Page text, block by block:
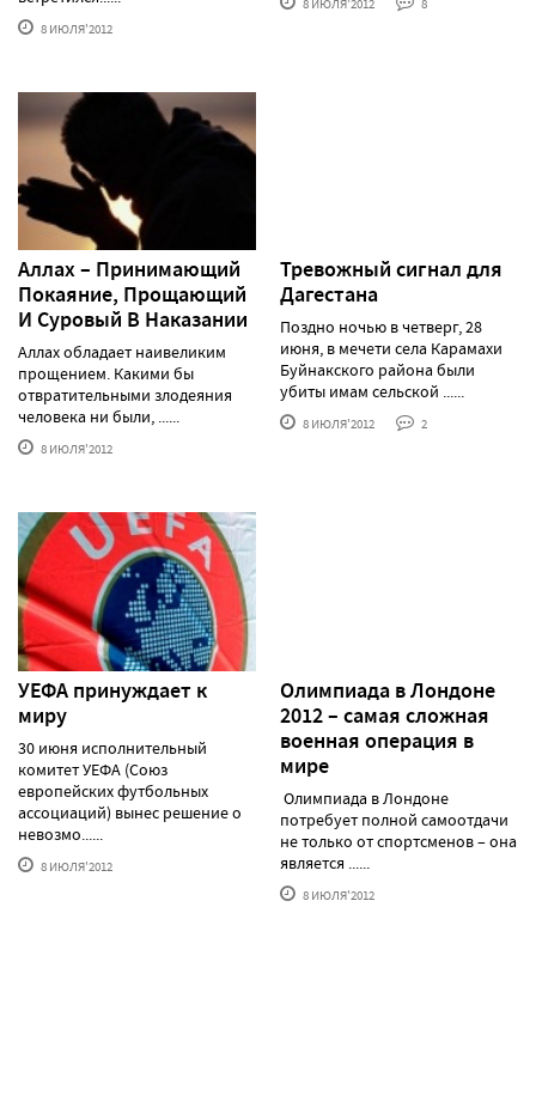
8 ИЮЛЯ'2012
Аллах – Принимающий
Покаяние, Прощающий
И Суровый В Наказании
Аллах обладает наивеликим
прощением. Какими бы
отвратительными злодеяния
человека ни были, ......
8 ИЮЛЯ'2012
Тревожный сигнал для
Дагестана
Поздно ночью в четверг, 28
июня, в мечети села Карамахи
Буйнакского района были
убиты имам сельской ......
8 ИЮЛЯ'2012 2
УЕФА принуждает к
миру
30 июня исполнительный
комитет УЕФА (Союз
европейских футбольных
ассоциаций) вынес решение о
невозмо......
8 ИЮЛЯ'2012
Олимпиада в Лондоне
2012 – самая сложная
военная операция в
мире
Олимпиада в Лондоне
потребует полной самоотдачи
не только от спортсменов – она
является ......
8 ИЮЛЯ'2012